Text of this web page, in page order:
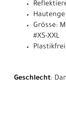
Grösse:
#XS-XXL
Geschlecht: